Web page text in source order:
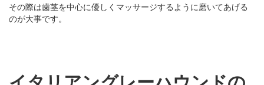
その際は歯茎を中心に優しくマッサージするように磨いてあげる
のが大事です。